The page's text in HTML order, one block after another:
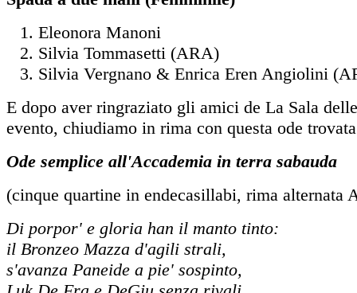
Eleonora Manoni
Silvia Tommasetti (ARA)
Silvia Vergnano & Enrica Eren Angiolini
E dopo aver ringraziato gli amici de La Sala
evento, chiudiamo in rima con questa ode
Ode semplice all'Accademia in terra sabauda
(cinque quartine in endecasillabi, rima alternata
Di porpor' e gloria han il manto tinto:
il Bronzeo Mazza d'agili strali,
s'avanza Paneide a pie' sospinto,